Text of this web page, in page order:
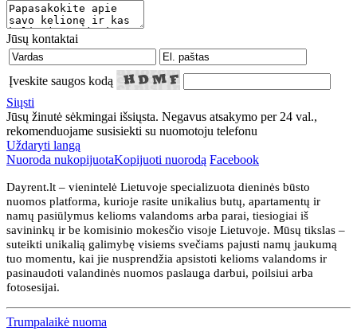
Jūsų kontaktai
Įveskite saugos kodą
Siųsti
Jūsų žinutė sėkmingai išsiųsta. Negavus atsakymo per 24 val.,
rekomenduojame susisiekti su nuomotoju telefonu
Uždaryti langą
Nuoroda nukopijuotaKopijuoti nuorodą Facebook
Dayrent.lt – vienintelė Lietuvoje specializuota dieninės būsto
nuomos platforma, kurioje rasite unikalius butų, apartamentų ir
namų pasiūlymus kelioms valandoms arba parai, tiesiogiai iš
savininkų ir be komisinio mokesčio visoje Lietuvoje. Mūsų tikslas –
suteikti unikalią galimybę visiems svečiams pajusti namų jaukumą
tuo momentu, kai jie nusprendžia apsistoti kelioms valandoms ir
pasinaudoti valandinės nuomos paslauga darbui, poilsiui arba
fotosesijai.
Trumpalaikė nuoma